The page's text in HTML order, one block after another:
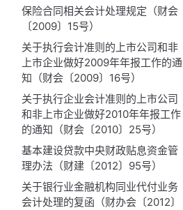
保险合同相关会计处理规定（财会
〔2009〕15号）
关于执行会计准则的上市公司和非
上市企业做好2009年年报工作的通
知（财会〔2009〕16号）
关于执行企业会计准则的上市公司
和非上市企业做好2010年年报工作
的通知（财会〔2010〕25号）
基本建设贷款中央财政贴息资金管
理办法（财建〔2012〕95号）
关于银行业金融机构同业代付业务
会计处理的复函（财办会〔2012〕